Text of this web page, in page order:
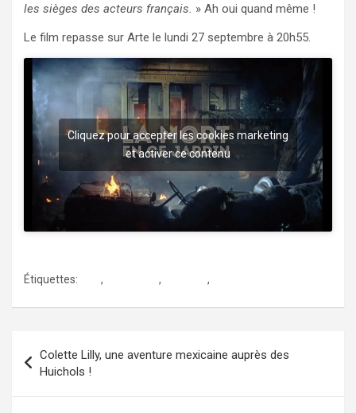
les sièges des acteurs français. » Ah oui quand même !
Le film repasse sur Arte le lundi 27 septembre à 20h55.
Cliquez pour accepter les cookies marketing
et activer ce contenu
Étiquettes: , , ,
de
l’article
Colette Lilly, une aventure mexicaine auprès des
Huichols !